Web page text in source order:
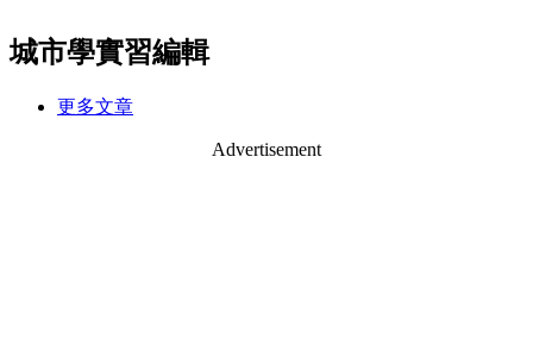
城市學實習編輯
更多文章
Advertisement